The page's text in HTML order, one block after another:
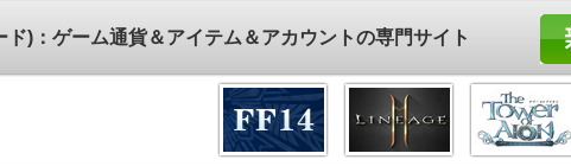
ド)：ゲーム通貨＆アイテム＆アカウントの専門サイト